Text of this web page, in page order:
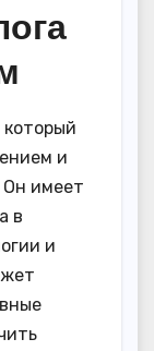
который
и
Он имеет
в
и